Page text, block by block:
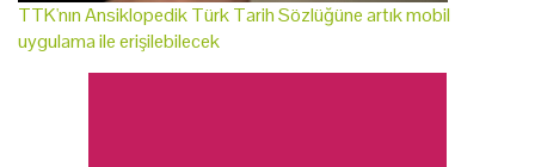
TTK'nın Ansiklopedik Türk Tarih Sözlüğüne artık mobil
uygulama ile erişilebilecek